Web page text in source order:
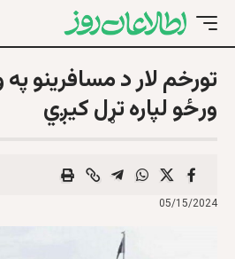
تورخم لار د مسافرينو په
ورځو لپاره تړل کیږي
05/15/2024